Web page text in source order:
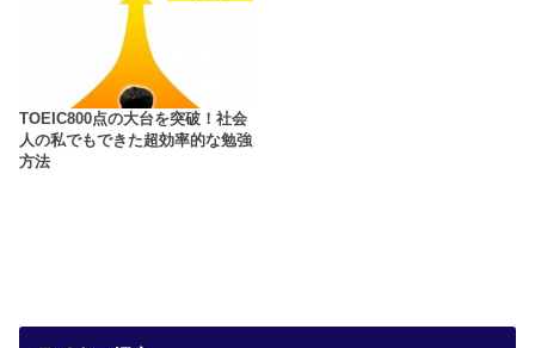
TOEIC800点の大台を突破！社会
人の私でもできた超効率的な勉強
方法